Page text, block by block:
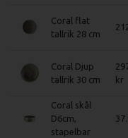
Coral flat
tallrik 28 cm
Coral Djup
tallrik 30 cm
Coral skål
D6cm,
stapelbar